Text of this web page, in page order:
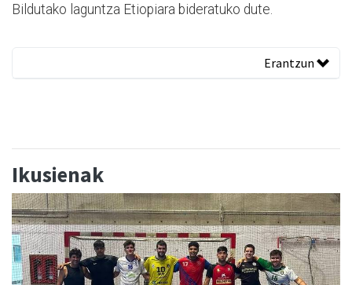
Bildutako laguntza Etiopiara bideratuko dute.
Erantzun
Ikusienak